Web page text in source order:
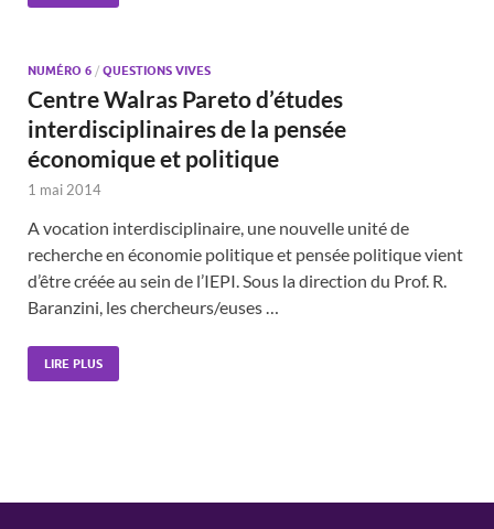
NUMÉRO 6 / QUESTIONS VIVES
Centre Walras Pareto d’études
interdisciplinaires de la pensée
économique et politique
1 mai 2014
A vocation interdisciplinaire, une nouvelle unité de
recherche en économie politique et pensée politique vient
d’être créée au sein de l’IEPI. Sous la direction du Prof. R.
Baranzini, les chercheurs/euses …
LIRE PLUS